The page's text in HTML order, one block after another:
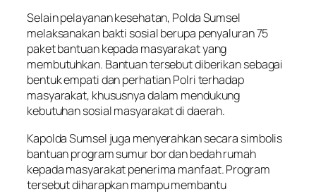
Selain pelayanan kesehatan, Polda Sumsel
melaksanakan bakti sosial berupa penyaluran 75
paket bantuan kepada masyarakat yang
membutuhkan. Bantuan tersebut diberikan sebagai
bentuk empati dan perhatian Polri terhadap
masyarakat, khususnya dalam mendukung
kebutuhan sosial masyarakat di daerah.
Kapolda Sumsel juga menyerahkan secara simbolis
bantuan program sumur bor dan bedah rumah
kepada masyarakat penerima manfaat. Program
tersebut diharapkan mampu membantu